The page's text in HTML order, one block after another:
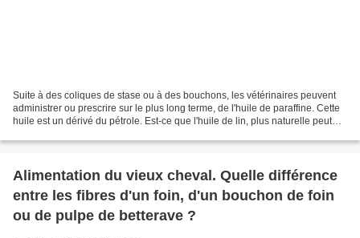
Suite à des coliques de stase ou à des bouchons, les vétérinaires peuvent
administrer ou prescrire sur le plus long terme, de l'huile de paraffine. Cette
huile est un dérivé du pétrole. Est-ce que l'huile de lin, plus naturelle peut
Alimentation du vieux cheval. Quelle différence
entre les fibres d'un foin, d'un bouchon de foin
ou de pulpe de betterave ?